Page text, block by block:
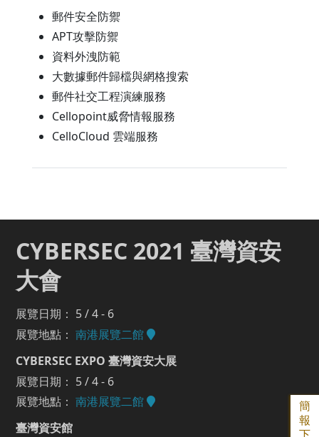
郵件安全防禦
APT攻擊防禦
資料外洩防範
大數據郵件歸檔與網格搜索
郵件社交工程演練服務
Cellopoint威脅情報服務
CelloCloud 雲端服務
簡
報
CYBERSEC 2021 臺灣資安
大會
展覽日期： 5 / 4 - 6
展覽地點： 南港展覽二館
CYBERSEC EXPO 臺灣資安大展
展覽日期： 5 / 4 - 6
展覽地點： 南港展覽二館
臺灣資安館